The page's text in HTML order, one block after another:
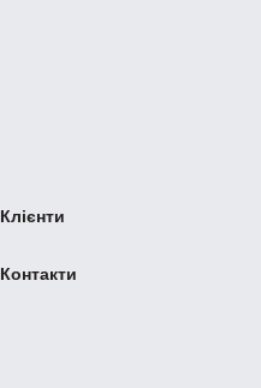
Клієнти
Контакти